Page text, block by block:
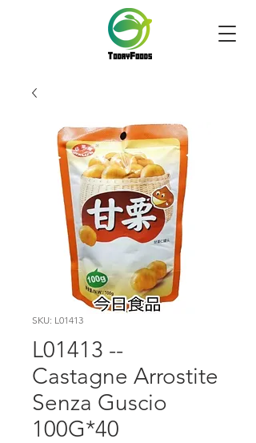
SKU: L01413
L01413 --
Castagne Arrostite
Senza Guscio
100G*40